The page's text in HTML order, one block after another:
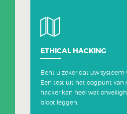
ETHICAL HACKING
Bent u zeker dat uw systeem
Een test uit het oogpunt van
hacker kan heel wat
bloot leggen.